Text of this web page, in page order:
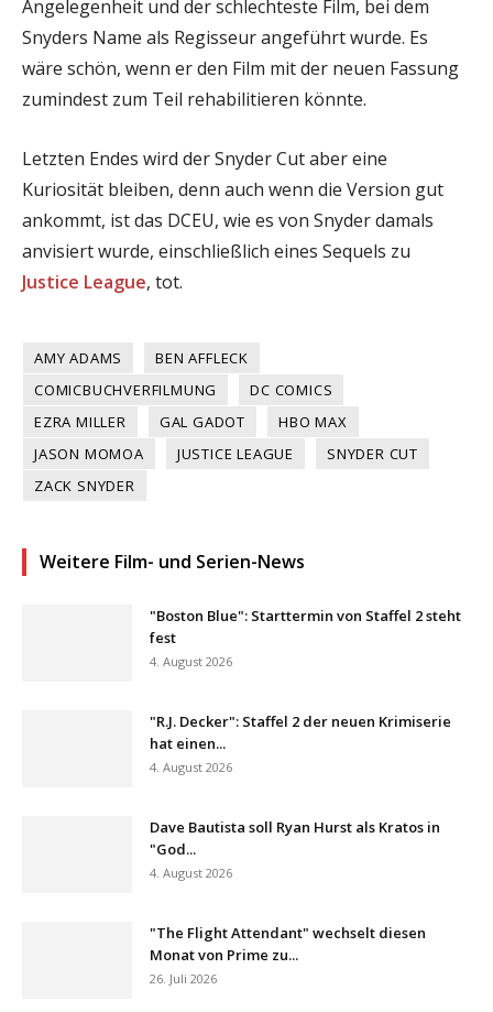
Angelegenheit und der schlechteste Film, bei dem
Snyders Name als Regisseur angeführt wurde. Es
wäre schön, wenn er den Film mit der neuen Fassung
zumindest zum Teil rehabilitieren könnte.
Letzten Endes wird der Snyder Cut aber eine
Kuriosität bleiben, denn auch wenn die Version gut
ankommt, ist das DCEU, wie es von Snyder damals
anvisiert wurde, einschließlich eines Sequels zu
Justice League, tot.
AMY ADAMS
BEN AFFLECK
COMICBUCHVERFILMUNG
DC COMICS
EZRA MILLER
GAL GADOT
HBO MAX
JASON MOMOA
JUSTICE LEAGUE
SNYDER CUT
ZACK SNYDER
Weitere Film- und Serien-News
"Boston Blue": Starttermin von Staffel 2 steht
fest
4. August 2026
"R.J. Decker": Staffel 2 der neuen Krimiserie
hat einen...
4. August 2026
Dave Bautista soll Ryan Hurst als Kratos in
"God...
4. August 2026
"The Flight Attendant" wechselt diesen
Monat von Prime zu...
26. Juli 2026